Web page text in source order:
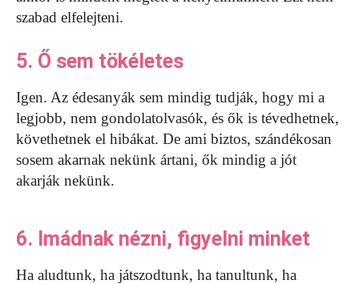
szabad elfelejteni.
5. Ő sem tökéletes
Igen. Az édesanyák sem mindig tudják, hogy mi a
legjobb, nem gondolatolvasók, és ők is tévedhetnek,
követhetnek el hibákat. De ami biztos, szándékosan
sosem akarnak nekünk ártani, ők mindig a jót
akarják nekünk.
6. Imádnak nézni, figyelni minket
Ha aludtunk, ha játszodtunk, ha tanultunk, ha